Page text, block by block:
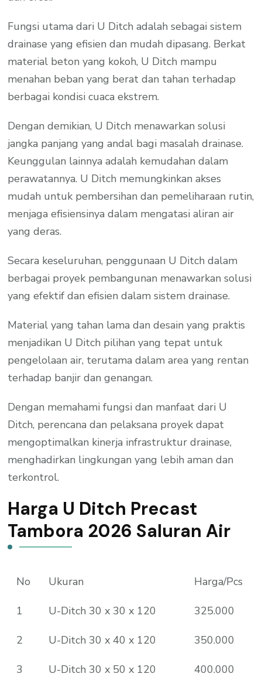
Fungsi utama dari U Ditch adalah sebagai sistem
drainase yang efisien dan mudah dipasang. Berkat
material beton yang kokoh, U Ditch mampu
menahan beban yang berat dan tahan terhadap
berbagai kondisi cuaca ekstrem.
Dengan demikian, U Ditch menawarkan solusi
jangka panjang yang andal bagi masalah drainase.
Keunggulan lainnya adalah kemudahan dalam
perawatannya. U Ditch memungkinkan akses
mudah untuk pembersihan dan pemeliharaan rutin,
menjaga efisiensinya dalam mengatasi aliran air
yang deras.
Secara keseluruhan, penggunaan U Ditch dalam
berbagai proyek pembangunan menawarkan solusi
yang efektif dan efisien dalam sistem drainase.
Material yang tahan lama dan desain yang praktis
menjadikan U Ditch pilihan yang tepat untuk
pengelolaan air, terutama dalam area yang rentan
terhadap banjir dan genangan.
Dengan memahami fungsi dan manfaat dari U
Ditch, perencana dan pelaksana proyek dapat
mengoptimalkan kinerja infrastruktur drainase,
menghadirkan lingkungan yang lebih aman dan
terkontrol.
Harga U Ditch Precast
Tambora 2026 Saluran Air
No Ukuran Harga/Pcs
1 U-Ditch 30 x 30 x 120 325.000
2 U-Ditch 30 x 40 x 120 350.000
3 U-Ditch 30 x 50 x 120 400.000